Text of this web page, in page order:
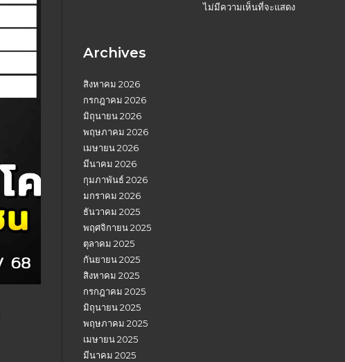
ไม่มีความเห็นที่จะแสดง
Archives
สิงหาคม 2026
กรกฎาคม 2026
มิถุนายน 2026
พฤษภาคม 2026
เมษายน 2026
มีนาคม 2026
กุมภาพันธ์ 2026
มกราคม 2026
ธันวาคม 2025
พฤศจิกายน 2025
ตุลาคม 2025
กันยายน 2025
สิงหาคม 2025
กรกฎาคม 2025
มิถุนายน 2025
พฤษภาคม 2025
เมษายน 2025
มีนาคม 2025